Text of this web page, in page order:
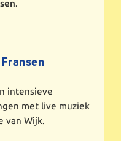
.
intensieve
met live muziek
van Wijk.